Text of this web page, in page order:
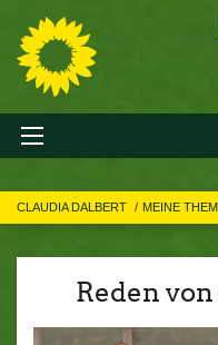
CLAUDIA DALBERT MEINE
Reden